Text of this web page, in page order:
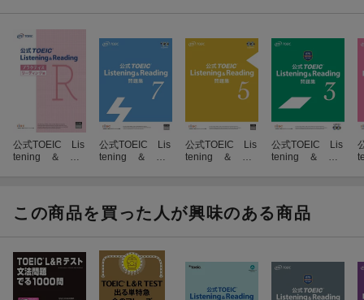
公式TOEIC Lis
tening ＆ Re
公式TOEIC Lis
tening ＆ Re
公式TOEIC Lis
tening ＆ Re
公式TOEIC Lis
tening ＆ Re
この商品を買った人が興味のある商品